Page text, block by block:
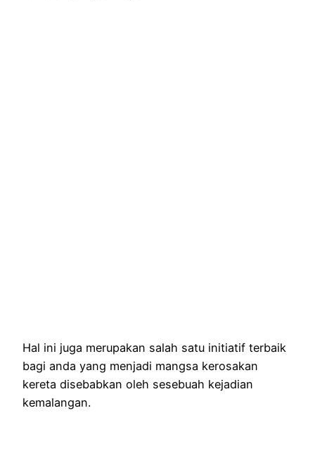
Hal ini juga merupakan salah satu initiatif terbaik
bagi anda yang menjadi mangsa kerosakan
kereta disebabkan oleh sesebuah kejadian
kemalangan.